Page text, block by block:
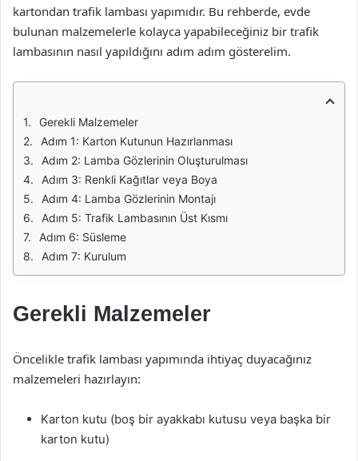
kartondan trafik lambası yapımıdır. Bu rehberde, evde
bulunan malzemelerle kolayca yapabileceğiniz bir trafik
lambasının nasıl yapıldığını adım adım gösterelim.
Gerekli Malzemeler
Adım 1: Karton Kutunun Hazırlanması
Adım 2: Lamba Gözlerinin Oluşturulması
Adım 3: Renkli Kağıtlar veya Boya
Adım 4: Lamba Gözlerinin Montajı
Adım 5: Trafik Lambasının Üst Kısmı
Adım 6: Süsleme
Adım 7: Kurulum
Gerekli Malzemeler
Öncelikle trafik lambası yapımında ihtiyaç duyacağınız
malzemeleri hazırlayın:
Karton kutu (boş bir ayakkabı kutusu veya başka bir
karton kutu)